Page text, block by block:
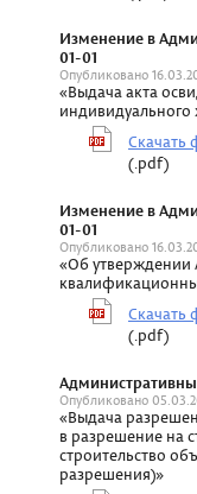
Изменение в
01-01
Опубликовано
«Выдача акта
индивидуального
Скачать
(.pdf)
Изменение в
01-01
Опубликовано
«Об утверждении
Скачать
(.pdf)
Опубликовано
«Выдача
в разрешение на
строительство
разрешения)»